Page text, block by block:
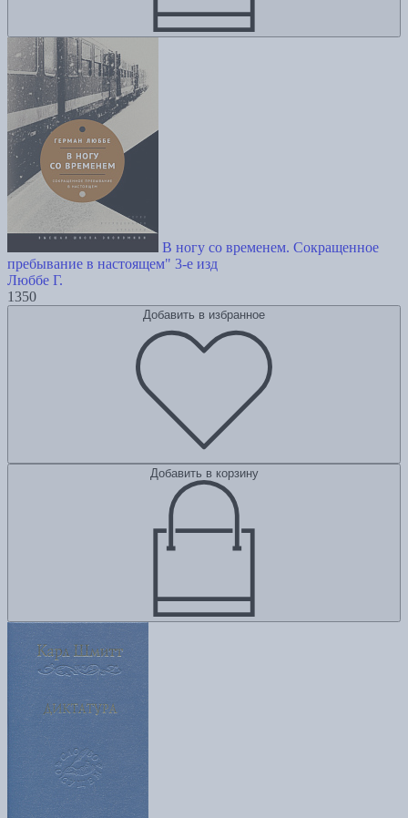
В ногу со временем. Сокращенное
пребывание в настоящем" 3-е изд
Люббе Г.
1350
Добавить в избранное
Добавить в корзину